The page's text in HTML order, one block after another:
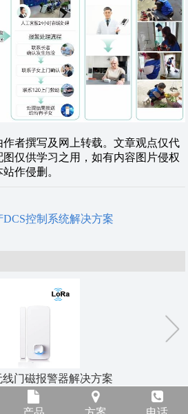
者撰写及网上转载。文章观点仅代
仅供学习之用，如有内容图片侵权
作侵删。
控制系统解决方案